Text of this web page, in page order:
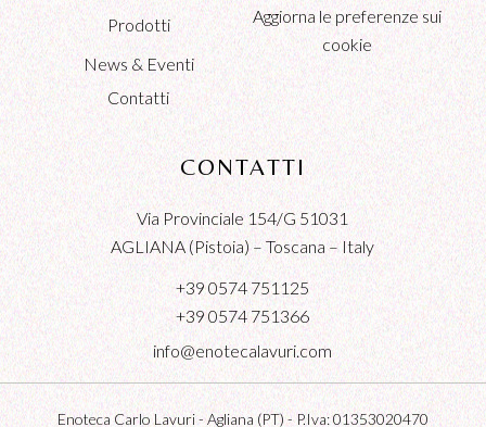
Prodotti
News & Eventi
Contatti
Aggiorna le preferenze sui
cookie
CONTATTI
Via Provinciale 154/G 51031
AGLIANA (Pistoia) – Toscana – Italy
+39 0574 751125
+39 0574 751366
info@enotecalavuri.com
Enoteca Carlo Lavuri - Agliana (PT) - P.Iva: 01353020470